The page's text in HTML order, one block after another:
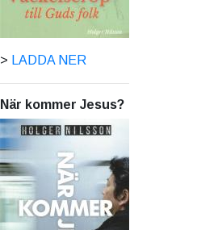
> LADDA NER
När kommer Jesus?